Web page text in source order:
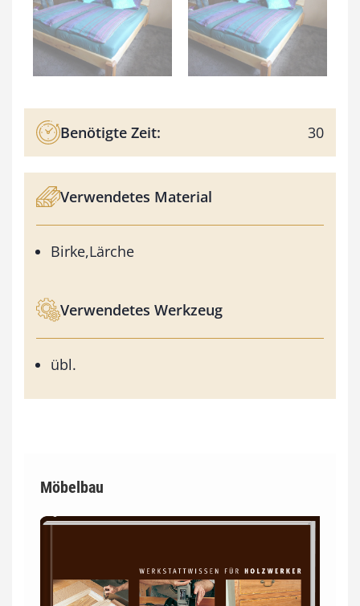
Benötigte Zeit: 30
Verwendetes Material
Birke,Lärche
Verwendetes Werkzeug
übl.
Möbelbau